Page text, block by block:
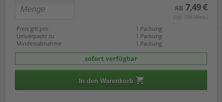
AB 7,49 €
(zzgl. 19% Mwst.)
Preis gilt pro
1 Packung
Umverpackt zu
1 Packung
Mindestabnahme
1 Packung
sofort verfügbar
In den Warenkorb